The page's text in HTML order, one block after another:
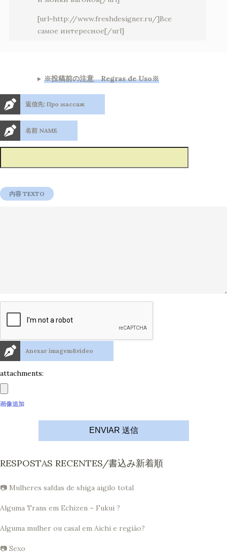
[url=http://www.freshdesigner.ru/]Все
самое интересное[/url]
※投稿前の注意 Regras de Uso※
返信先: Про массаж
名前 NAME
Anexar imagem&vídeo
attachments:
画像追加
ENVIAR 送信
RESPOSTAS RECENTES/書込み新着順
📷 Mulheres safdas de shiga aigilo total
Alguma Trans em Echizen – Fukui ?
Alguma mulher ou casal em Aichi e região?
📷 Sexo